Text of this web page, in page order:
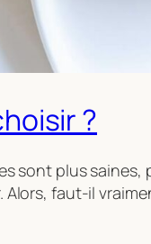
?
sont plus
faut-il